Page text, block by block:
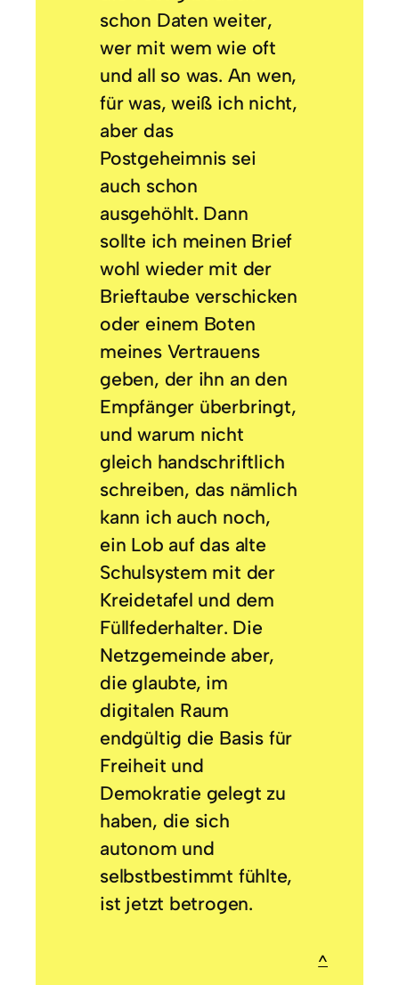
schon Daten weiter,
wer mit wem wie oft
und all so was. An wen,
für was, weiß ich nicht,
aber das
Postgeheimnis sei
auch schon
ausgehöhlt. Dann
sollte ich meinen Brief
wohl wieder mit der
Brieftaube verschicken
oder einem Boten
meines Vertrauens
geben, der ihn an den
Empfänger überbringt,
und warum nicht
gleich handschriftlich
schreiben, das nämlich
kann ich auch noch,
ein Lob auf das alte
Schulsystem mit der
Kreidetafel und dem
Füllfederhalter. Die
Netzgemeinde aber,
die glaubte, im
digitalen Raum
endgültig die Basis für
Freiheit und
Demokratie gelegt zu
haben, die sich
autonom und
selbstbestimmt fühlte,
ist jetzt betrogen.
^